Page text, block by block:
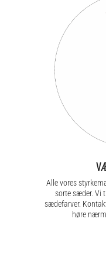
Alle vores
sorte sæder. Vi
sædefarver.
høre